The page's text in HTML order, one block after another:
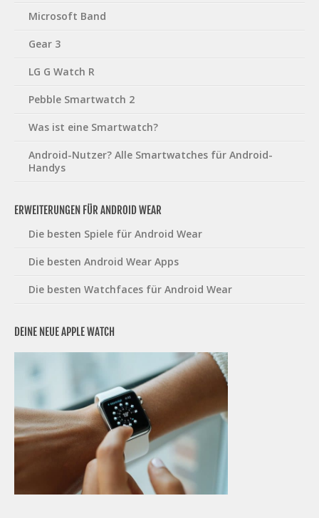
Microsoft Band
Gear 3
LG G Watch R
Pebble Smartwatch 2
Was ist eine Smartwatch?
Android-Nutzer? Alle Smartwatches für Android-
Handys
ERWEITERUNGEN FÜR ANDROID WEAR
Die besten Spiele für Android Wear
Die besten Android Wear Apps
Die besten Watchfaces für Android Wear
DEINE NEUE APPLE WATCH